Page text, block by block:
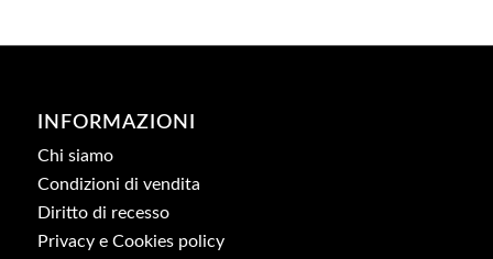
INFORMAZIONI
Chi siamo
Condizioni di vendita
Diritto di recesso
Privacy e Cookies policy